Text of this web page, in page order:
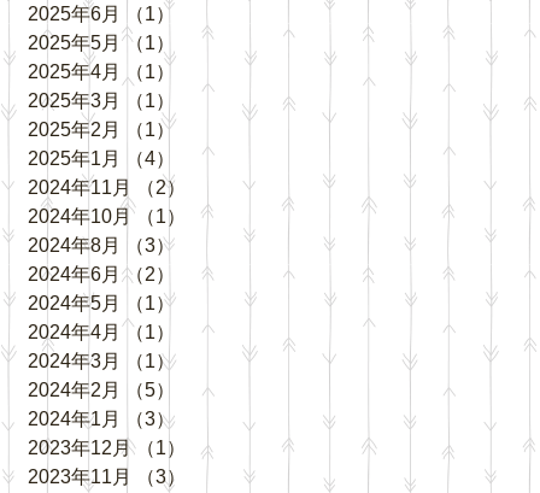
2025年6月
（1）
2025年5月 （1）
1件の記事
2025年4月
（1）
2025年3月
（1）
1件の記事
2025年2月
（1）
2025年1月
（4）
4件の記事
2024年11月
（2）
2件の記事
2024年10月
（1）
1件の記事
2024年8月
（3） 3件の記事
2024年6月 （2）
2件の記事
2024年5月
（1）1件の記事
2024年4月
（1）
1件の記事
2024年3月
（1）1件の記事
2024年2月
（5）
5件の記事
2024年1月
（3） 3件の記事
2023年12月
（1）
1件の記事
2023年11月
（3）
3件の記事